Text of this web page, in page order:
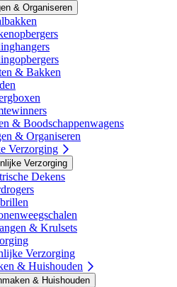
& Organiseren
& Bakken
& Boodschappenwagens
& Organiseren
Verzorging
Verzorging
Dekens
& Krulsets
Verzorging
& Huishouden
& Huishouden